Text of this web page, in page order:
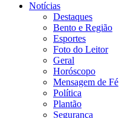
Notícias
Destaques
Bento e Região
Esportes
Foto do Leitor
Geral
Horóscopo
Mensagem de Fé
Política
Plantão
Segurança